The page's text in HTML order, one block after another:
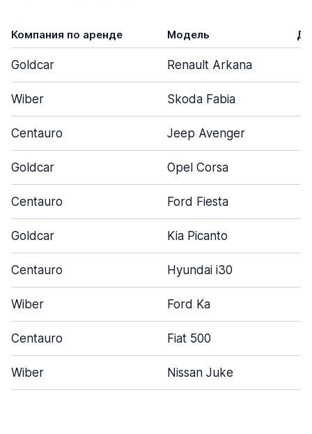
Компания по аренде Модель
Goldcar Renault Arkana
Wiber Skoda Fabia
Centauro Jeep Avenger
Goldcar Opel Corsa
Centauro Ford Fiesta
Goldcar Kia Picanto
Centauro Hyundai i30
Wiber Ford Ka
Centauro Fiat 500
Wiber Nissan Juke